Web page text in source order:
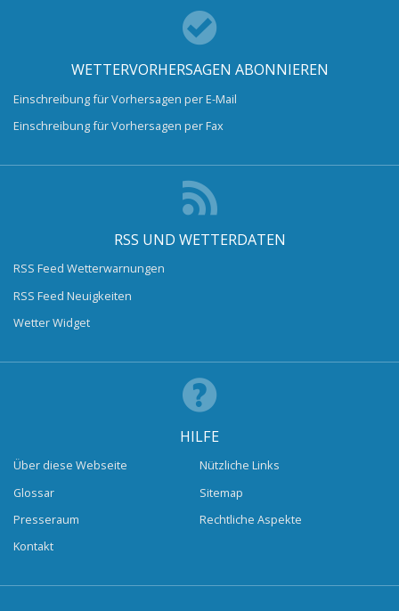
WETTERVORHERSAGEN ABONNIEREN
Einschreibung für Vorhersagen per E-Mail
Einschreibung für Vorhersagen per Fax
RSS UND WETTERDATEN
RSS Feed Wetterwarnungen
RSS Feed Neuigkeiten
Wetter Widget
HILFE
Über diese Webseite
Glossar
Presseraum
Kontakt
Nützliche Links
Sitemap
Rechtliche Aspekte